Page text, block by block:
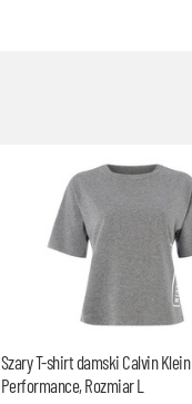
Szary T-shirt damski Calvin Klein
Performance, Rozmiar L